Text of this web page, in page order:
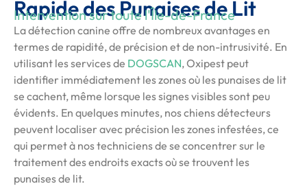
Rapide des Punaises de Lit
Intervention sur toute l'Île-de-France
La détection canine offre de nombreux avantages en
termes de rapidité, de précision et de non-intrusivité. En
utilisant les services de DOGSCAN, Oxipest peut
identifier immédiatement les zones où les punaises de lit
se cachent, même lorsque les signes visibles sont peu
évidents. En quelques minutes, nos chiens détecteurs
peuvent localiser avec précision les zones infestées, ce
qui permet à nos techniciens de se concentrer sur le
traitement des endroits exacts où se trouvent les
punaises de lit.